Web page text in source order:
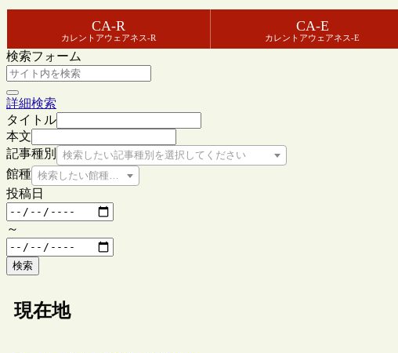
CA-R
カレントアウェアネス-R
CA-E
カレントアウェアネス-E
検索フォーム
詳細検索
タイトル
本文
記事種別
検索したい記事種別を選択してください
館種 検索したい館種を選択してください
投稿日
～
検索
現在地